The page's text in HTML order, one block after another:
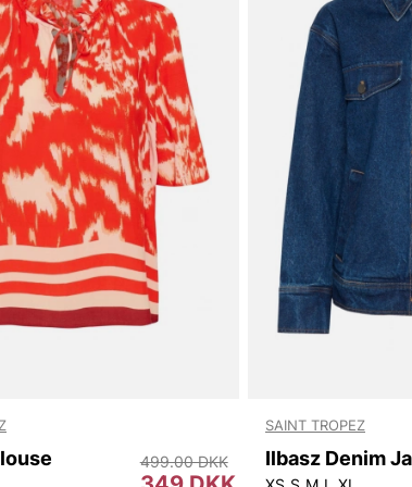
499.00 DKK
SAINT TROPEZ
Ilbasz Denim